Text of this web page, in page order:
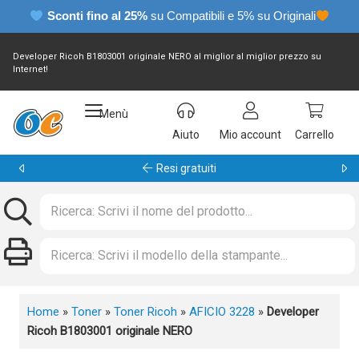
Sconti fino al 25% su Compatibili e 5% su Originali
Developer Ricoh B1803001 originale NERO al miglior al miglior prezzo su
Internet!
Menù
Aiuto
Mio account Carrello
Garanzia 24 mesi
Home » Toner » Toner Ricoh » AFICIO 3228 » Developer
Ricoh B1803001 originale NERO